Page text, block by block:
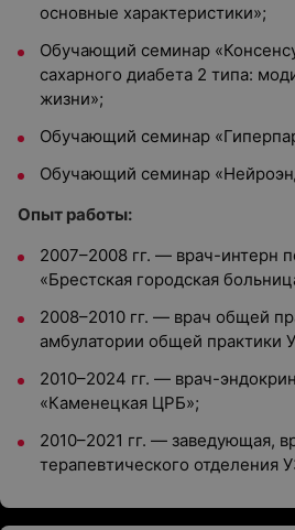
основные характеристики»;
Обучающий семинар
сахарного диабета 2 типа:
жизни»;
Обучающий семинар
Обучающий семинар
Опыт работы:
2007–2008 гг. — врач-интерн
«Брестская городская
2008–2010 гг. — врач общей
амбулатории общей практики
2010–2024 гг. — врач-
«Каменецкая ЦРБ»;
2010–2021 гг. — заведующая,
терапевтического отделения